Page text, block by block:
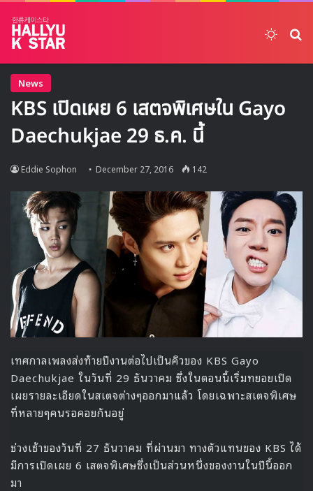
News
KBS เปิดเผย 6 เสตจพิเศษใน Gayo
Daechukjae 29 ธ.ค. นี้
Eddie Sophon December 27, 2016 142
เทศกาลเพลงส่งท้ายปีงานต่อไปเป็นคิวของ KBS Gayo
Daechukjae ในวันที่ 29 ธันวาคม ซึ่งในตอนนี้เริ่มทยอยเปิด
เผยรายละเอียดในสเตจต่างๆออกมาแล้ว โดยเฉพาะสเตจพิเศษ
ที่หลายๆคนรอคอยกันอยู่
ช่วงเช้าของวันที่ 27 ธันวาคม ที่ผ่านมา ทางตัวแทนของ KBS ได้
มีการเปิดเผย 6 เสตจพิเศษซึ่งเป็นส่วนหนึ่งของงานในปีนี้ออก
มา